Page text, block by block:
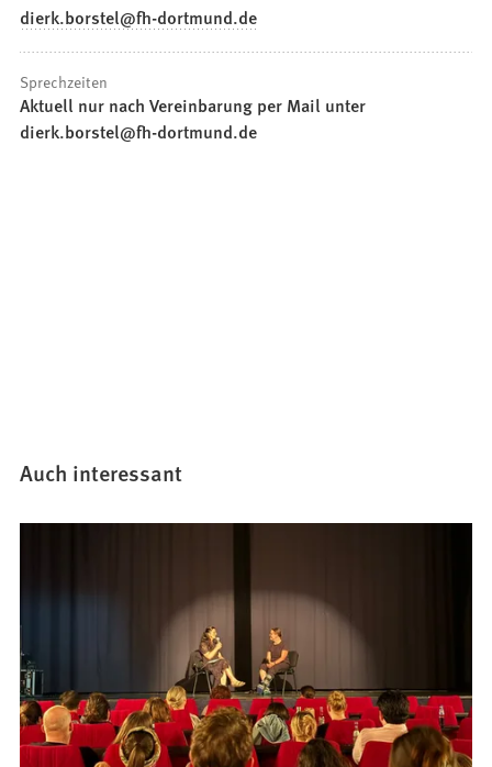
dierk.borstel fh-dortmund de
Sprechzeiten
Aktuell nur nach Vereinbarung per Mail unter
dierk.borstel@fh-dortmund.de
Auch interessant